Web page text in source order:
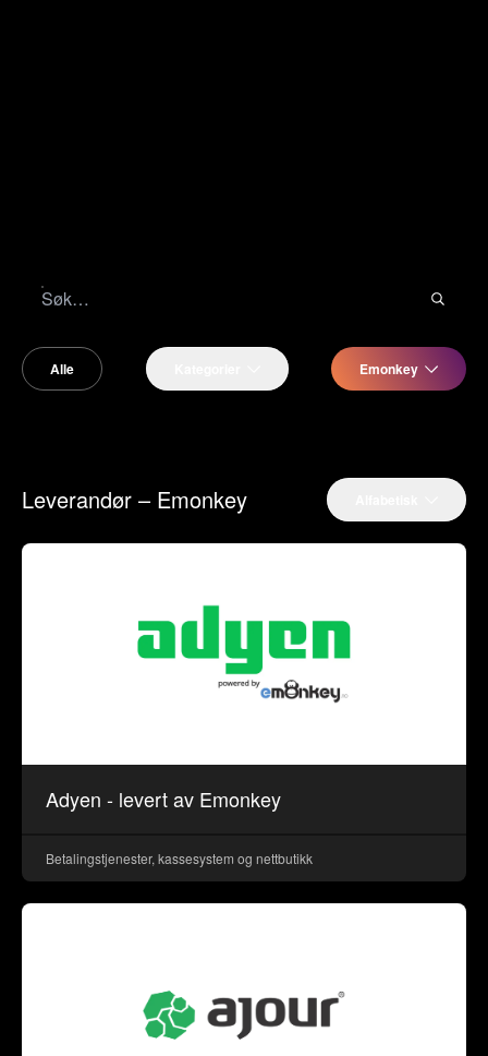
Alle Emonkey
Leverandør – Emonkey
Adyen - levert av Emonkey
Betalingstjenester, kassesystem og nettbutikk